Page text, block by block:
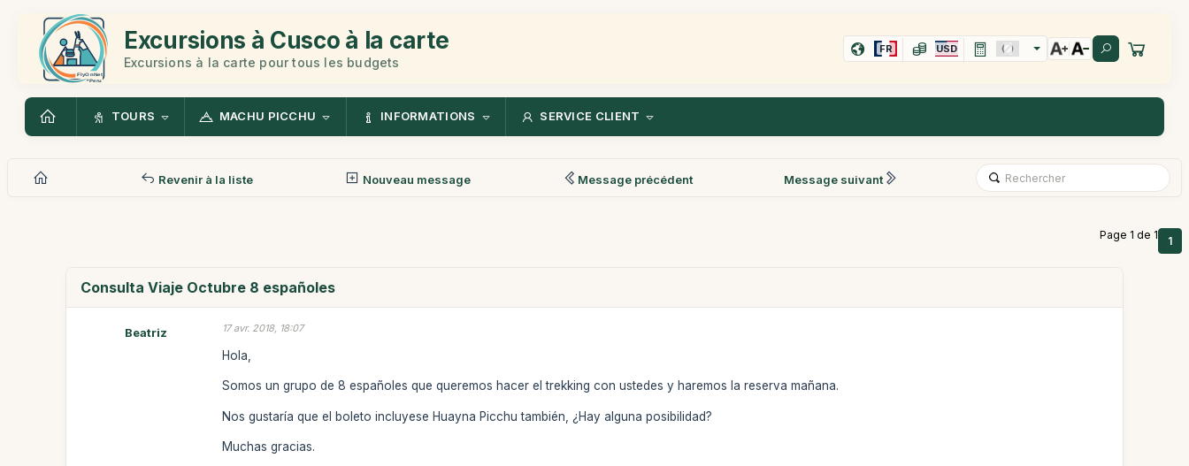
Excursions à Cusco à la carte
Excursions à la carte pour tous les budgets
FR USD
TOURS MACHU PICCHU INFORMATIONS SERVICE CLIENT
Revenir à la liste Nouveau message Message précédent Message suivant
Page 1 de 1 1
Consulta Viaje Octubre 8 españoles
Beatriz 17 avr. 2018, 18:07
Hola,
Somos un grupo de 8 españoles que queremos hacer el trekking con ustedes y haremos la reserva mañana.
Nos gustaría que el boleto incluyese Huayna Picchu también, ¿Hay alguna posibilidad?
Muchas gracias.